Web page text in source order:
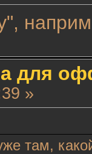
для
»
там,